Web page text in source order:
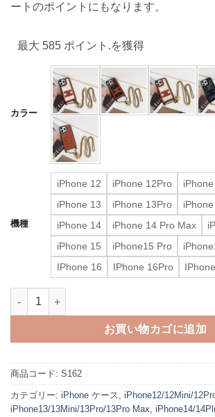
ートのポイントにもなります。
最大 585 ポイント.を獲得
カラー
機種
iPhone 12 iPhone 12Pro
iPhone 13
iPhone 13Pro
iPhone 14
iPhone 14 Pro Max
iPhone 15
iPhone15 Pro
IPhone 16
IPhone 16Pro
iphone16/16pro ケース セリーヌ iphone15/
お買い物カゴに追加
商品コード: S162
カテゴリー: iPhone ケース, iPhone12/12Mini/
iPhone13/13Mini/13Pro/13Pro Max, iPhone14/